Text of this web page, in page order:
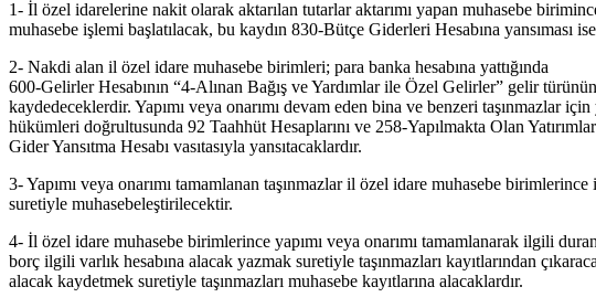
1- İl özel idarelerine nakit olarak aktarılan tutarlar aktarımı yapan muhasebe
muhasebe işlemi başlatılacak, bu kaydın 830-Bütçe Giderleri Hesabına yansıması
2- Nakdi alan il özel idare muhasebe birimleri; para banka hesabına yattığında
600-Gelirler Hesabının “4-Alınan Bağış ve Yardımlar ile Özel Gelirler” gelir
kaydedeceklerdir. Yapımı veya onarımı devam eden bina ve benzeri taşınmazlar
hükümleri doğrultusunda 92 Taahhüt Hesaplarını ve 258-Yapılmakta Olan
Gider Yansıtma Hesabı vasıtasıyla yansıtacaklardır.
3- Yapımı veya onarımı tamamlanan taşınmazlar il özel idare muhasebe
suretiyle muhasebeleştirilecektir.
4- İl özel idare muhasebe birimlerince yapımı veya onarımı tamamlanarak ilgili
borç ilgili varlık hesabına alacak yazmak suretiyle taşınmazları kayıtlarından
alacak kaydetmek suretiyle taşınmazları muhasebe kayıtlarına alacaklardır.